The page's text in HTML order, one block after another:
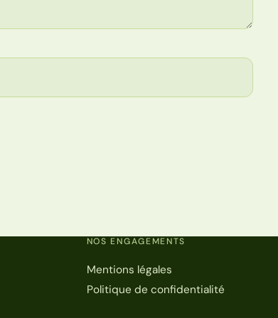
NOS ENGAGEMENTS
Mentions légales
Politique de confidentialité